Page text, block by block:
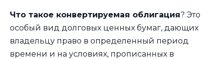
Что такое конвертируемая облигация? Это
особый вид долговых ценных бумаг, дающих
владельцу право в определенный период
времени и на условиях, прописанных в